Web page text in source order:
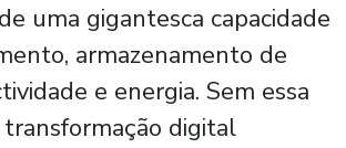
uma gigantesca capacidade
armazenamento de
e energia. Sem essa
transformação digital